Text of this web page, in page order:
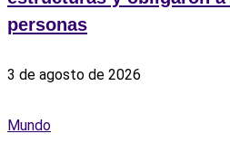
personas
3 de agosto de 2026
Mundo